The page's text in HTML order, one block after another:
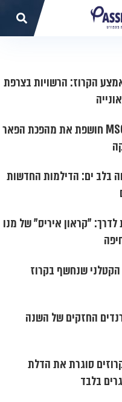
הקרוז: הרשויות בצרפת
אנייה בתוך אנייה: MSC חושפת את מהפכת הפאר
בלב ים: הדילמות החדשות
לדרך: "קראון איריס" של מנו
הקטלני שנחשף בקרוז
ים: 5 הטרנדים החזקים של השנה
סוגרת את הדלת
בלבד